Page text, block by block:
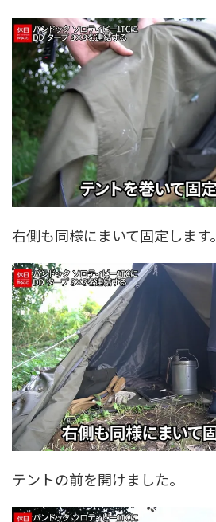
右側も同様にまいて固定します。
テントの前を開けました。